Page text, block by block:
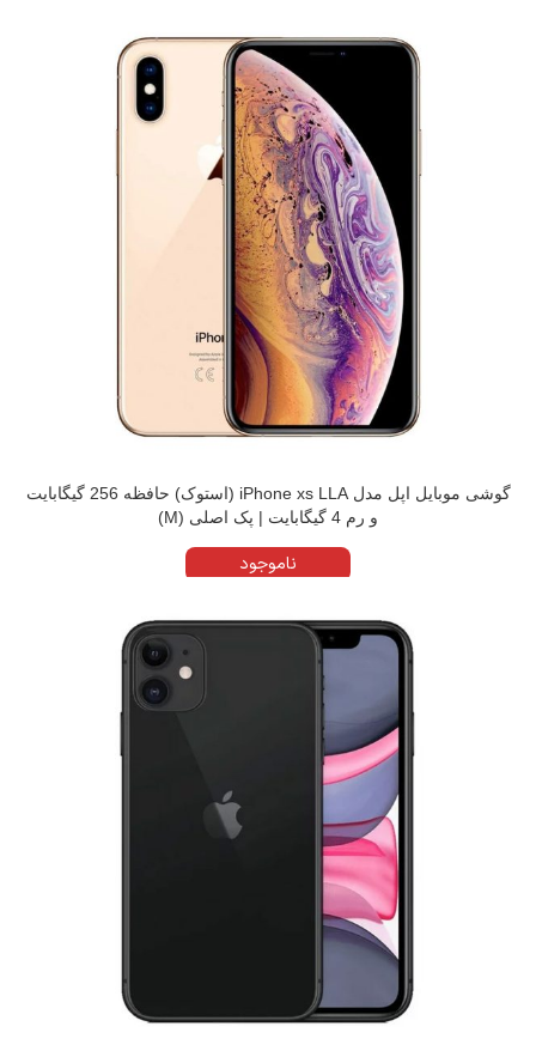
گوشی موبایل اپل مدل iPhone xs LLA (استوک) حافظه 256 گیگابایت
و رم 4 گیگابایت | پک اصلی (M)
ناموجود